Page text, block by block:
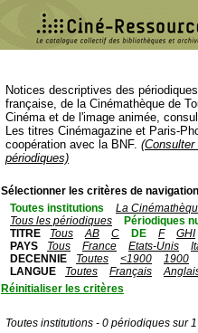
Notices descriptives des
française, de la Cinémathèque de
Cinéma et de l'image animée,
Les titres Cinémagazine et Paris-
coopération avec la BNF.
périodiques)
Sélectionner les critères de
Toutes institutions
La
Tous les périodiques
Périodiques
TITRE
Tous AB C DE F
GHI
PAYS
Tous France Etats-Unis
DECENNIE
Toutes <1900
1900
LANGUE
Toutes Français
Réinitialiser les critères
Toutes institutions - 0 périodiques sur